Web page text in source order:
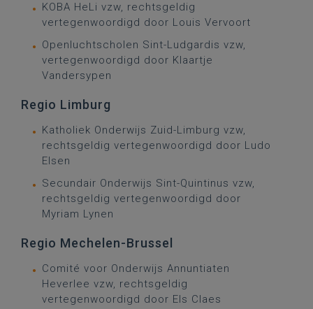
KOBA HeLi vzw, rechtsgeldig
vertegenwoordigd door Louis Vervoort
Openluchtscholen Sint-Ludgardis vzw,
vertegenwoordigd door Klaartje
Vandersypen
Regio Limburg
Katholiek Onderwijs Zuid-Limburg vzw,
rechtsgeldig vertegenwoordigd door Ludo
Elsen
Secundair Onderwijs Sint-Quintinus vzw,
rechtsgeldig vertegenwoordigd door
Myriam Lynen
Regio Mechelen-Brussel
Comité voor Onderwijs Annuntiaten
Heverlee vzw, rechtsgeldig
vertegenwoordigd door Els Claes